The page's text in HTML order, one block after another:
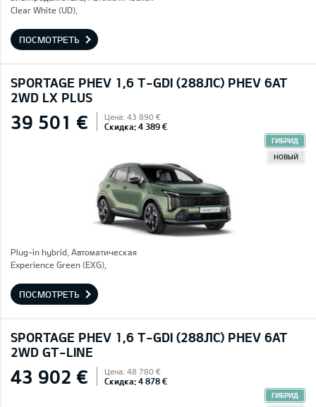
Clear White (UD),
ПОСМОТРЕТЬ
SPORTAGE PHEV 1,6 T-GDI (288ЛС) PHEV 6AT
2WD LX PLUS
39 501 € Цена: 43 890 €
Скидка: 4 389 €
ГИБРИД
НОВЫЙ
Plug-in hybrid, Автоматическая
Experience Green (EXG),
ПОСМОТРЕТЬ
SPORTAGE PHEV 1,6 T-GDI (288ЛС) PHEV 6AT
2WD GT-LINE
43 902 € Цена: 48 780 €
Скидка: 4 878 €
ГИБРИД